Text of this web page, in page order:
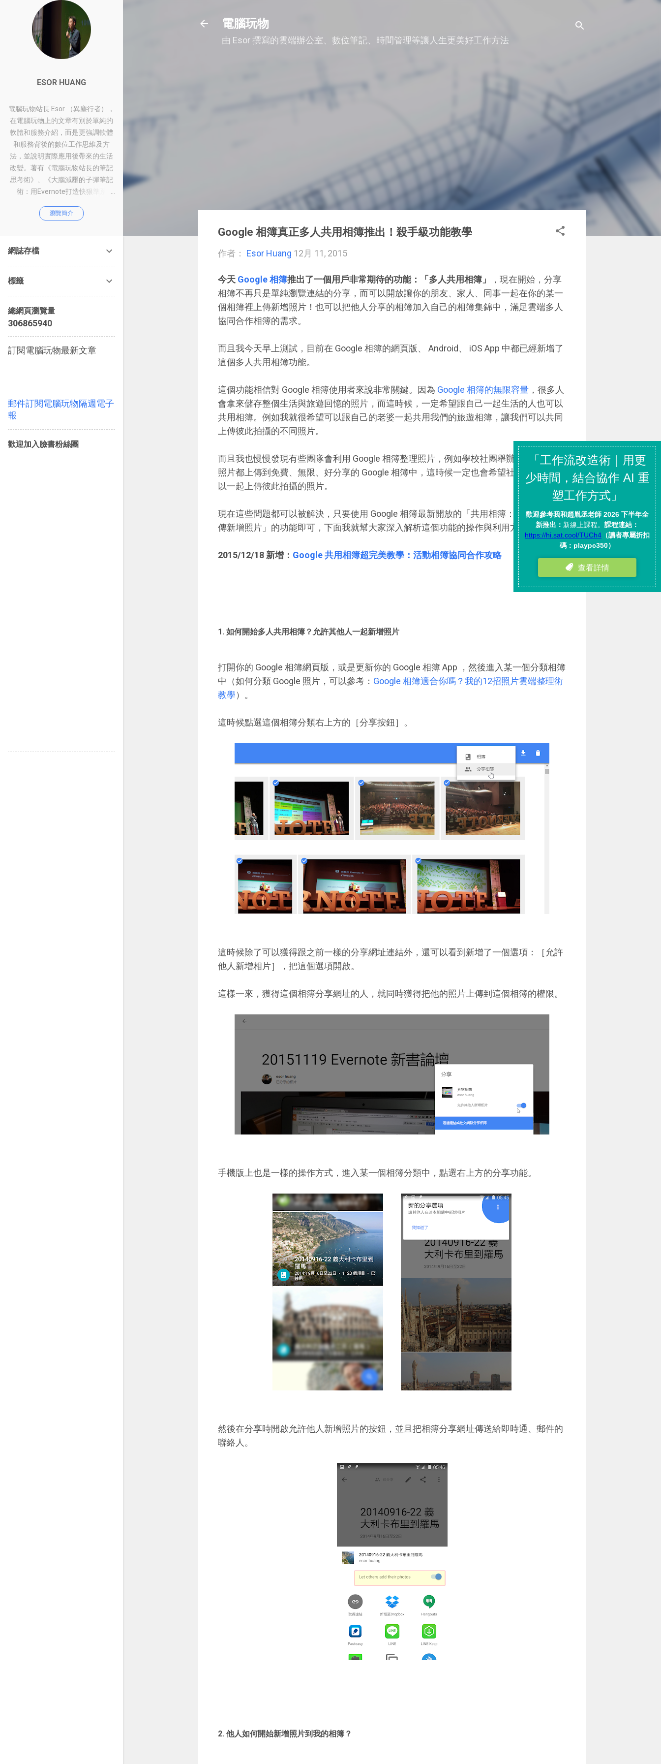
電腦玩物
由 Esor 撰寫的雲端辦公室、數位筆記、時間管理等讓人生更美好工作方法
Google 相簿真正多人共用相簿推出！殺手級功能教學
作者： Esor Huang 12月 11, 2015
今天 Google 相簿推出了一個用戶非常期待的功能：「多人共用相簿」
，現在開始，分享
相簿不再只是單純瀏覽連結的分享，而可以開放讓你的朋友、家人、同事一起在你的某一
個相簿裡上傳新增照片！也可以把他人分享的相簿加入自己的相簿集錦中，滿足雲端多人
協同合作相簿的需求。
而且我今天早上測試，目前在 Google 相簿的網頁版、 Android、 iOS App 中都已經新增了
這個多人共用相簿功能。
這個功能相信對 Google 相簿使用者來說非常關鍵。因為 Google 相簿的無限容量 ，很多人
會拿來儲存整個生活與旅遊回憶的照片，而這時候，一定希望跟自己一起生活的人也可以
共用相簿。例如我就很希望可以跟自己的老婆一起共用我們的旅遊相簿，讓我們可以共同
上傳彼此拍攝的不同照片。
而且我也慢慢發現有些團隊會利用 Google 相簿整理照片，例如學校社團舉辦活動，想把
照片都上傳到免費、無限、好分享的 Google 相簿中，這時候一定也會希望社團的成員可
以一起上傳彼此拍攝的照片。
現在這些問題都可以被解決，只要使用 Google 相簿最新開放的「共用相簿：允許他人上
傳新增照片」的功能即可，下面我就幫大家深入解析這個功能的操作與利用方式。
2015/12/18 新增： Google 共用相簿超完美教學：活動相簿協同合作攻略
1. 如何開始多人共用相簿？允許其他人一起新增照片
打開你的 Google 相簿網頁版，或是更新你的 Google 相簿 App ，然後進入某一個分類相簿
中（如何分類 Google 照片，可以參考： Google 相簿適合你嗎？我的12招照片雲端整理術
教學）。
這時候點選這個相簿分類右上方的［分享按鈕］。
這時候除了可以獲得跟之前一樣的分享網址連結外，還可以看到新增了一個選項：［允許
他人新增相片］，把這個選項開啟。
這樣一來，獲得這個相簿分享網址的人，就同時獲得把他的照片上傳到這個相簿的權限。
手機版上也是一樣的操作方式，進入某一個相簿分類中，點選右上方的分享功能。
然後在分享時開啟允許他人新增照片的按鈕，並且把相簿分享網址傳送給即時通、郵件的
聯絡人。
2. 他人如何開始新增照片到我的相簿？
ESOR HUANG
電腦玩物站長 Esor （異塵行者），
在電腦玩物上的文章有別於單純的
軟體和服務介紹，而是更強調軟體
和服務背後的數位工作思維及方
法，並說明實際應用後帶來的生活
改變。著有《電腦玩物站長的筆記
思考術》、《大腦減壓的子彈筆記
術：用Evernote打造快狠準系
作術：從職場到人生的100個聰明
瀏覽簡介
網誌存檔
標籤
總網頁瀏覽量
306865940
訂閱電腦玩物最新文章
郵件訂閱電腦玩物隔週電子
報
歡迎加入臉書粉絲團